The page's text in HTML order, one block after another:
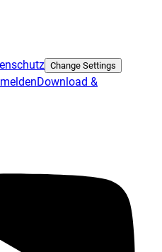
Change Settings
Download &